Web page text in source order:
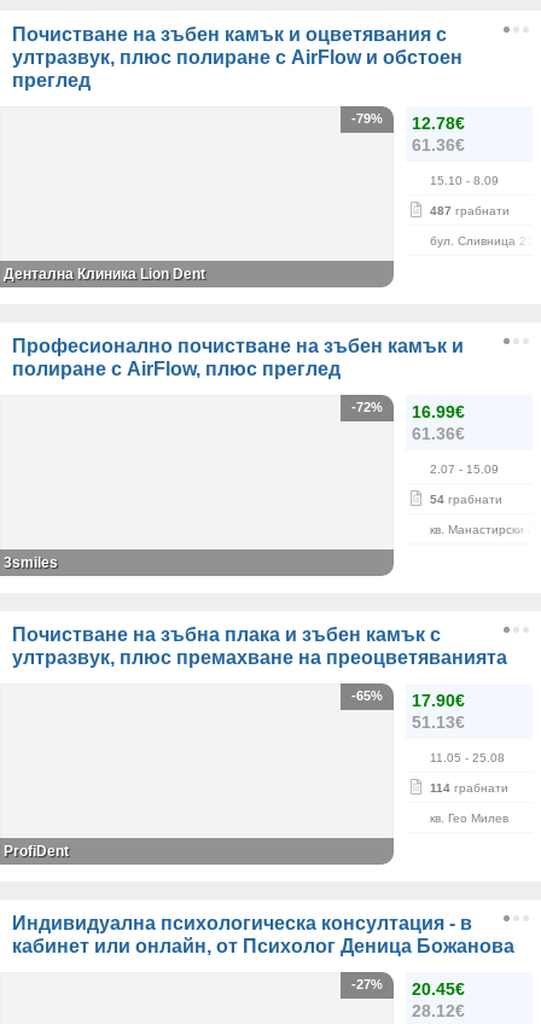
Почистване на зъбен камък и оцветявания с
ултразвук, плюс полиране с AirFlow и обстоен
преглед
12.78€
61.36€
15.10 - 8.09
487 грабнати
бул. Сливница 215
-79%
Дентална Клиника Lion Dent
Професионално почистване на зъбен камък и
полиране с AirFlow, плюс преглед
16.99€
61.36€
2.07 - 15.09
54 грабнати
кв. Манастирски
-72%
3smiles
Почистване на зъбна плака и зъбен камък с
ултразвук, плюс премахване на преоцветяванията
17.90€
51.13€
11.05 - 25.08
114 грабнати
кв. Гео Милев
-65%
ProfiDent
Индивидуална психологическа консултация - в
кабинет или онлайн, от Психолог Деница Божанова
20.45€
28.12€
-27%